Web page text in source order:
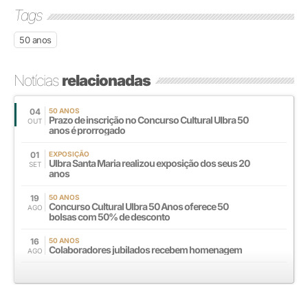
Tags
50 anos
Notíciasrelacionadas
04
OUT
50 ANOS
Prazo de inscrição no Concurso Cultural Ulbra 50
anos é prorrogado
01
SET
EXPOSIÇÃO
Ulbra Santa Maria realizou exposição dos seus 20
anos
19
AGO
50 ANOS
Concurso Cultural Ulbra 50 Anos oferece 50
bolsas com 50% de desconto
16
AGO
50 ANOS
Colaboradores jubilados recebem homenagem